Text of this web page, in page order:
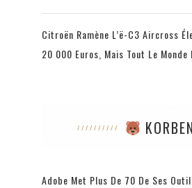
Citroën Ramène L’ë-C3 Aircross
20 000 Euros, Mais Tout Le Monde
Adobe Met Plus De 70 De Ses